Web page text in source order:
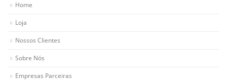
Home
Loja
Nossos Clientes
Sobre Nós
Empresas Parceiras